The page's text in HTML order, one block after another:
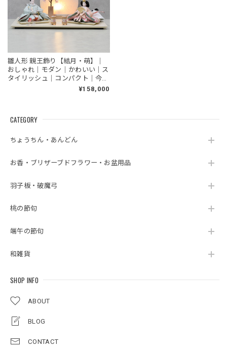
CATEGORY
ちょうちん・あんどん
お香・ブリザーブドフラワー・お盆用品
羽子板・破魔弓
桃の節句
端午の節句
和雑貨
SHOP INFO
ABOUT
BLOG
CONTACT
雛人形 親王飾り【結月・萌】｜
おしゃれ｜モダン｜かわいい｜ス
タイリッシュ｜コンパクト｜今ど
き｜和モダン｜ひな人形｜おひな
¥158,000